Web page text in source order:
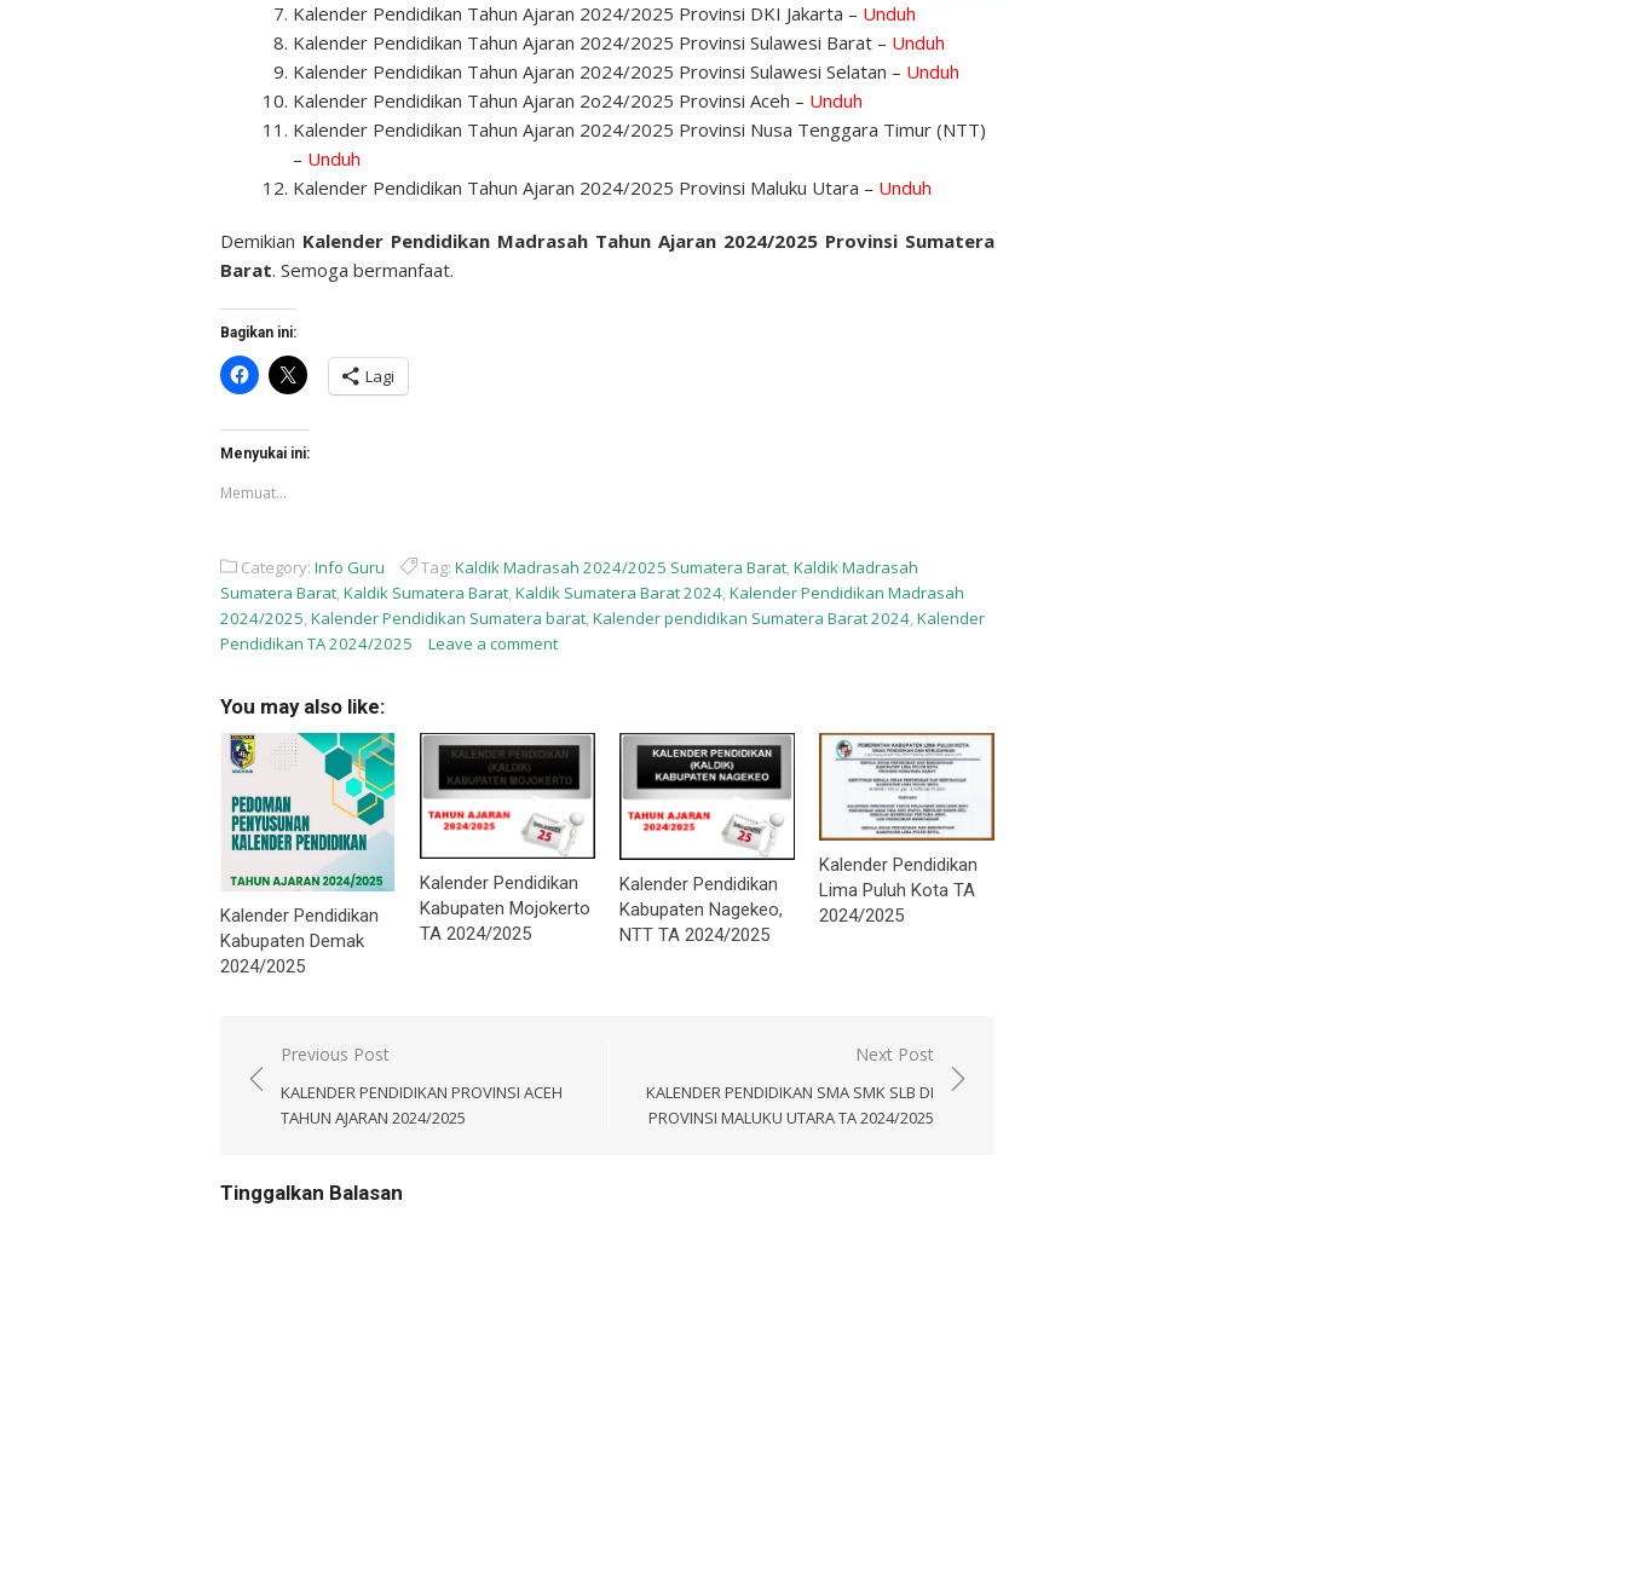
Kalender Pendidikan Tahun Ajaran 2024/2025 Provinsi DKI Jakarta – Unduh
Kalender Pendidikan Tahun Ajaran 2024/2025 Provinsi Sulawesi Barat – Unduh
Kalender Pendidikan Tahun Ajaran 2024/2025 Provinsi Sulawesi Selatan – Unduh
Kalender Pendidikan Tahun Ajaran 2o24/2025 Provinsi Aceh – Unduh
Kalender Pendidikan Tahun Ajaran 2024/2025 Provinsi Nusa Tenggara Timur (NTT)
– Unduh
Kalender Pendidikan Tahun Ajaran 2024/2025 Provinsi Maluku Utara – Unduh
Demikian Kalender Pendidikan Madrasah Tahun Ajaran 2024/2025 Provinsi Sumatera
Barat. Semoga bermanfaat.
Bagikan ini:
Klik
untuk
membagikan
Facebook(Membuka
di
jendela
baru)
Klik
untuk
berbagi
X(Membuka
di
jendela
Lagi
Menyukai ini:
Memuat...
Category: Info Guru Tag:Kaldik Madrasah 2024/2025 Sumatera Barat,Kaldik Madrasah
Sumatera Barat,Kaldik Sumatera Barat,Kaldik Sumatera Barat 2024,Kalender Pendidikan Madrasah
2024/2025,Kalender Pendidikan Sumatera barat,Kalender pendidikan Sumatera Barat 2024,Kalender
Pendidikan TA 2024/2025
Leave a comment
You may also like:
Kalender Pendidikan
Kabupaten Demak
2024/2025
Kalender Pendidikan
Kabupaten Mojokerto
TA 2024/2025
Kalender Pendidikan
Kabupaten Nagekeo,
NTT TA 2024/2025
Kalender Pendidikan
Lima Puluh Kota TA
2024/2025
Navigasi
pos
Previous Post
KALENDER PENDIDIKAN PROVINSI ACEH
TAHUN AJARAN 2024/2025
Next Post
KALENDER PENDIDIKAN SMA SMK SLB DI
PROVINSI MALUKU UTARA TA 2024/2025
Tinggalkan Balasan